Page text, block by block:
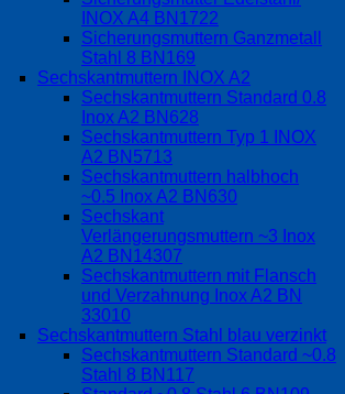
INOX A4 BN1722
Sicherungsmuttern Ganzmetall
Stahl 8 BN169
Sechskantmuttern INOX A2
Sechskantmuttern Standard 0.8
Inox A2 BN628
Sechskantmuttern Typ 1 INOX
A2 BN5713
Sechskantmuttern halbhoch
~0.5 Inox A2 BN630
Sechskant
Verlängerungsmuttern ~3 Inox
A2 BN14307
Sechskantmuttern mit Flansch
und Verzahnung Inox A2 BN
33010
Sechskantmuttern Stahl blau verzinkt
Sechskantmuttern Standard ~0.8
Stahl 8 BN117